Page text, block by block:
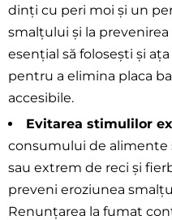
dinți cu peri moi și un
smalțului și la
esențial să folosești și
pentru a elimina placa
accesibile.
Evitarea stimulilor
consumului de alimente
sau extrem de reci și
preveni eroziunea
Renunțarea la fumat